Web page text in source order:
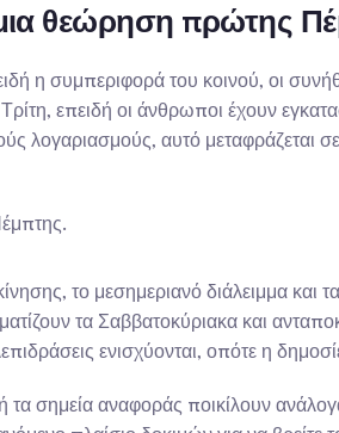
μια θεώρηση πρώτης
η συμπεριφορά του κοινού, οι
επειδή οι άνθρωποι έχουν
λογαριασμούς, αυτό
το μεσημεριανό διάλειμμα
τα Σαββατοκύριακα και
ενισχύονται, οπότε η
τα σημεία αναφοράς ποικίλουν